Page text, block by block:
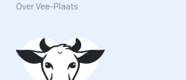
Over Vee-Plaats